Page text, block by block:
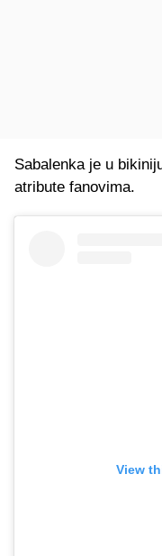
Sabalenka je u
atribute fanovima.
View